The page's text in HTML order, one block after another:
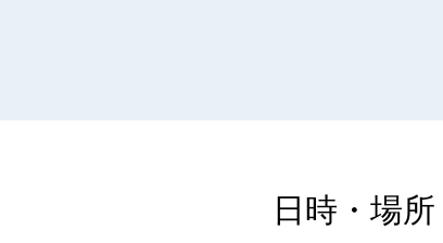
日時・場所